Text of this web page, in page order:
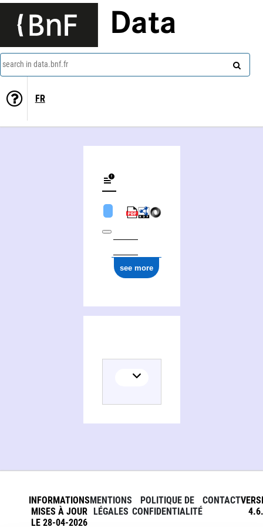
Data
search in data.bnf.fr
FR
see more
INFORMATIONS
MISES À JOUR
LE 28-04-2026
MENTIONS
LÉGALES
POLITIQUE DE
CONFIDENTIALITÉ
CONTACT